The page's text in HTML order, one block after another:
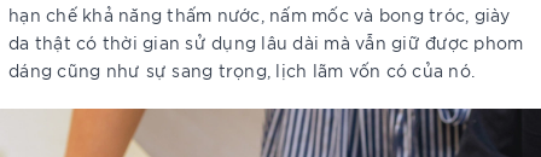
hạn chế khả năng thấm nước, nấm mốc và bong tróc, giày
da thật có thời gian sử dụng lâu dài mà vẫn giữ được phom
dáng cũng như sự sang trọng, lịch lãm vốn có của nó.